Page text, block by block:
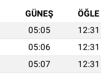
GÜNEŞ ÖĞLE
05:05 12:31
05:06 12:31
05:07 12:31